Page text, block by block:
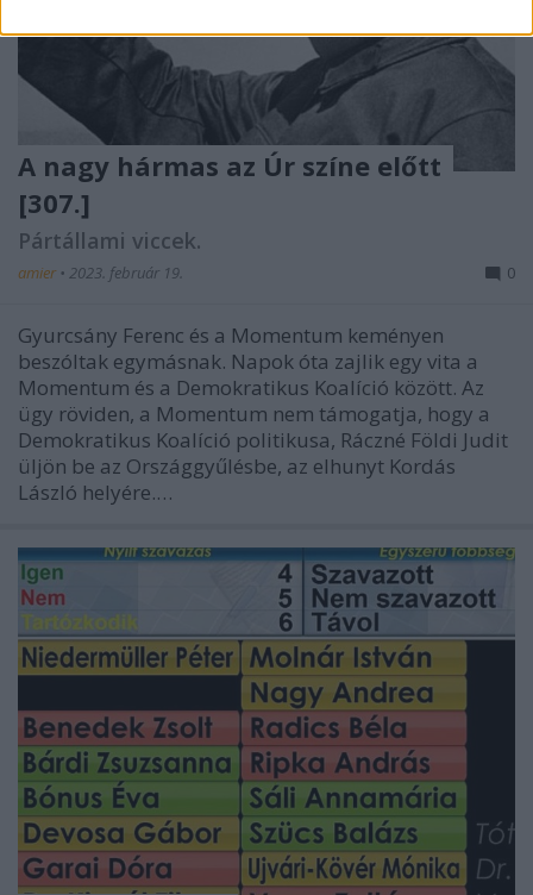
A nagy hármas az Úr színe előtt
[307.]
Pártállami viccek.
amier • 2023. február 19. 0
Gyurcsány Ferenc és a Momentum keményen
beszóltak egymásnak. Napok óta zajlik egy vita a
Momentum és a Demokratikus Koalíció között. Az
ügy röviden, a Momentum nem támogatja, hogy a
Demokratikus Koalíció politikusa, Ráczné Földi Judit
üljön be az Országgyűlésbe, az elhunyt Kordás
László helyére.…